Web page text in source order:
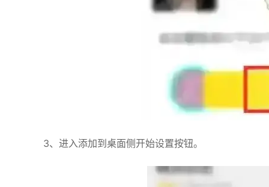
3、进入添加到桌面侧开始设置按钮。